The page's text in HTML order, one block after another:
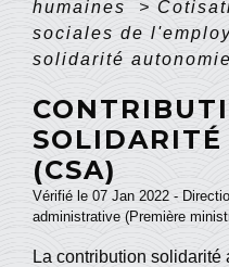
humaines
>
sociales de
solidarité
(CSA)
Vérifié le 07 Jan 2022 -
administrative (Première
La contribution